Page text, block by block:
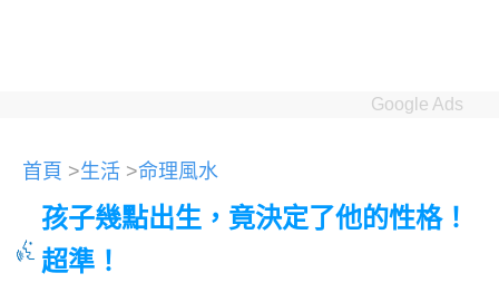
Google Ads
首頁 >生活 >命理風水
孩子幾點出生，竟決定了他的性格！
超準！